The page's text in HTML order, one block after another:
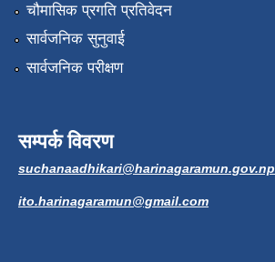
चौमासिक प्रगति प्रतिवेदन
सार्वजनिक सुनुवाई
सार्वजनिक परीक्षण
सम्पर्क विवरण
suchanaadhikari@harinagaramun.gov.np
ito.harinagaramun@gmail.com